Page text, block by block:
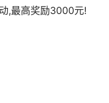
,最高奖励3000元!